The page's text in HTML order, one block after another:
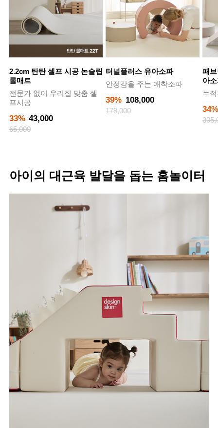
2.2cm 탄탄 셀프 시공 논슬립
롤매트
전문가 없이 우리집 맞춤 셀
프시공
33% 43,000
65,000
터널플러스 유아소파
안정감을 주는 애착소파
39% 108,000
179,000
패
아
누
34%
아이의 대근육 발달을 돕는 홈놀이터